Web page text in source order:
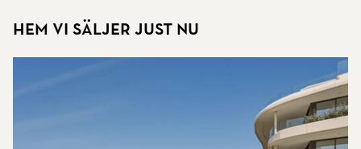
Hem vi säljer just nu